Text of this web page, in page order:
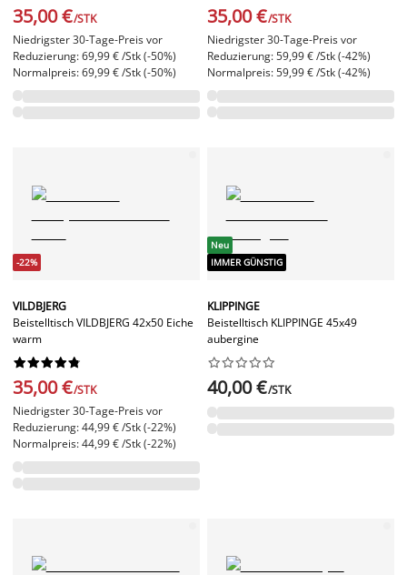
35,00 €/STK
Niedrigster 30-Tage-Preis vor
Reduzierung: 69,99 € /Stk (-50%)
Normalpreis: 69,99 € /Stk (-50%)
35,00 €/STK
Niedrigster 30-Tage-Preis vor
Reduzierung: 59,99 € /Stk (-42%)
Normalpreis: 59,99 € /Stk (-42%)
-22%
VILDBJERG
Beistelltisch VILDBJERG 42x50 Eiche
warm






35,00 €/STK
Niedrigster 30-Tage-Preis vor
Reduzierung: 44,99 € /Stk (-22%)
Normalpreis: 44,99 € /Stk (-22%)
Neu
IMMER GÜNSTIG
KLIPPINGE
Beistelltisch KLIPPINGE 45x49
aubergine






40,00 €/STK